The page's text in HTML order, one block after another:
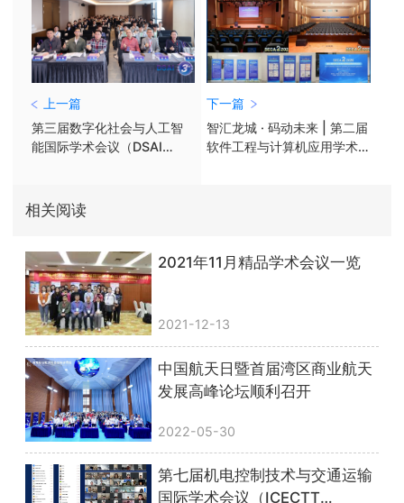
上一篇
​第三届数字化社会与人工智
能国际学术会议（DSAI
下一篇
智汇龙城 · 码动未来 | 第二届
软件工程与计算机应用学术
相关阅读
2021年11月精品学术会议一览
2021-12-13
中国航天日暨首届湾区商业航天
发展高峰论坛顺利召开
2022-05-30
第七届机电控制技术与交通运输
国际学术会议（ICECTT